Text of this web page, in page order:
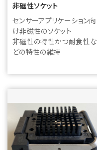
非磁性ソケット
センサーアプリケーション向
け非磁性のソケット
非磁性の特性かつ耐食性な
どの特性の維持